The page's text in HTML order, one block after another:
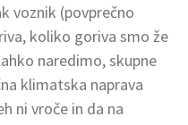
voznik (povprečno
koliko goriva smo že
naredimo, skupne
klimatska naprava
ni vroče in da na